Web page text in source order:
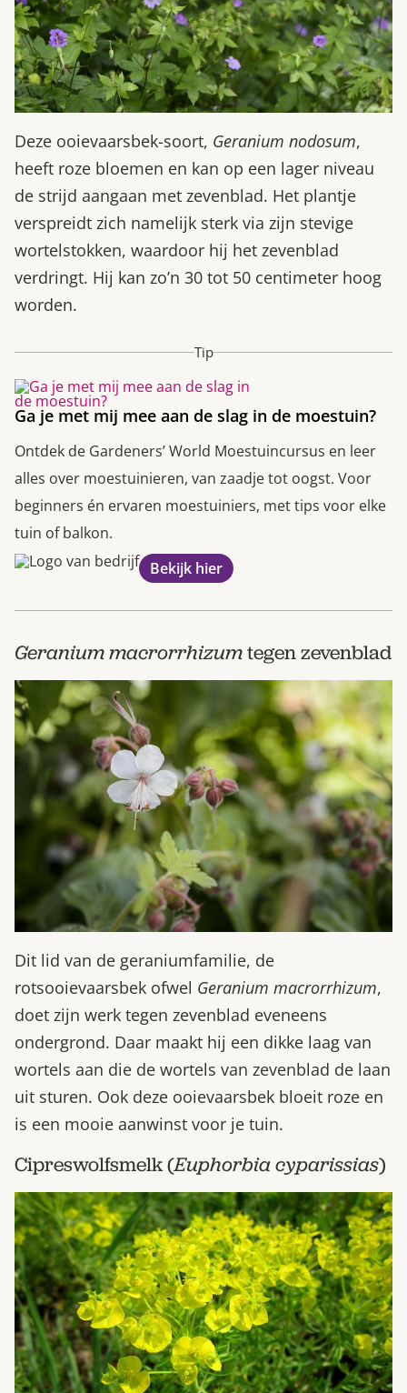
Deze ooievaarsbek-soort, Geranium nodosum,
heeft roze bloemen en kan op een lager niveau
de strijd aangaan met zevenblad. Het plantje
verspreidt zich namelijk sterk via zijn stevige
wortelstokken, waardoor hij het zevenblad
verdringt. Hij kan zo’n 30 tot 50 centimeter hoog
worden.
Tip
Ga je met mij mee aan de slag in de moestuin?
Ontdek de Gardeners’ World Moestuincursus en leer
alles over moestuinieren, van zaadje tot oogst. Voor
beginners én ervaren moestuiniers, met tips voor elke
tuin of balkon.
Bekijk hier
Geranium macrorrhizumtegen zevenblad
Dit lid van de geraniumfamilie, de
rotsooievaarsbek ofwel Geranium macrorrhizum,
doet zijn werk tegen zevenblad eveneens
ondergrond. Daar maakt hij een dikke laag van
wortels aan die de wortels van zevenblad de laan
uit sturen. Ook deze ooievaarsbek bloeit roze en
is een mooie aanwinst voor je tuin.
Cipreswolfsmelk (Euphorbia cyparissias)